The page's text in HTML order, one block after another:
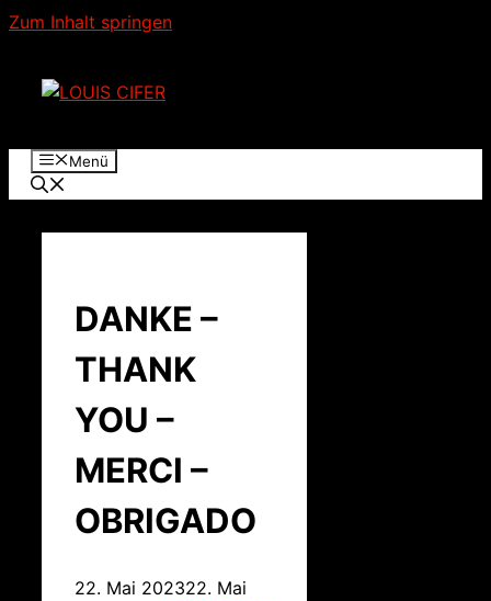
Zum Inhalt springen
Menü
DANKE –
THANK
YOU –
MERCI –
OBRIGADO
22. Mai 202322. Mai